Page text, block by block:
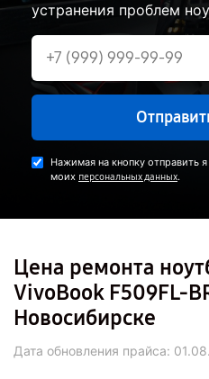
устранения проблем
Нажимая на кнопку отправить
моих персональных данных.
Цена ремонта
VivoBook F509FL-
Новосибирске
Дата обновления прайса: